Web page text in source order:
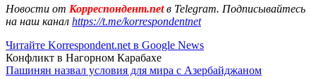
Новости от Корреспондент.netв Telegram. Подписывайтесь
на наш канал https://t.me/korrespondentnet
Читайте Korrespondent.net в Google News
Конфликт в Нагорном Карабахе
Пашинян назвал условия для мира с Азербайджаном